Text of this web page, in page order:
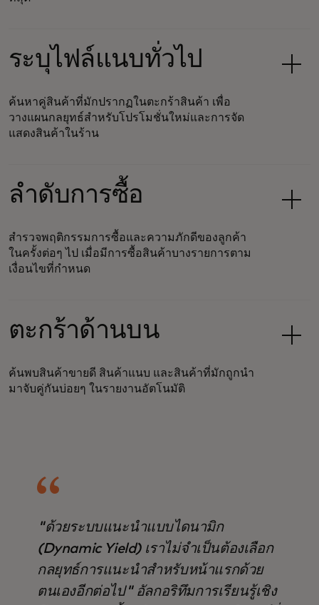
ระบุไฟล์แนบทั่วไป
ค้นหาคู่สินค้าที่มักปรากฏในตะกร้าสินค้า เพื่อ
วางแผนกลยุทธ์สำหรับโปรโมชั่นใหม่และการจัด
แสดงสินค้าในร้าน
ลำดับการซื้อ
สำรวจพฤติกรรมการซื้อและความภักดีของลูกค้า
ในครั้งต่อๆ ไป เมื่อมีการซื้อสินค้าบางรายการตาม
เงื่อนไขที่กำหนด
ตะกร้าด้านบน
ค้นพบสินค้าขายดี สินค้าแนบ และสินค้าที่มักถูกนำ
มาจับคู่กันบ่อยๆ ในรายงานอัตโนมัติ
"ด้วยระบบแนะนำแบบไดนามิก
(Dynamic Yield) เราไม่จำเป็นต้องเลือก
กลยุทธ์การแนะนำสำหรับหน้าแรกด้วย
ตนเองอีกต่อไป" อัลกอริทึมการเรียนรู้เชิง